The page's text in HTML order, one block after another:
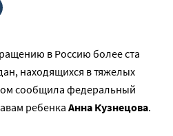
в Россию более ста
находящихся в тяжелых
сообщила федеральный
ребенка Анна Кузнецова.